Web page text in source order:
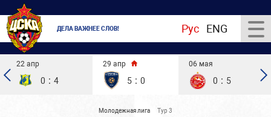
ДЕЛА ВАЖНЕЕ СЛОВ! Рус ENG
22 апр
0 : 4
29 апр
5 : 0
06 мая
0 : 5
Молодежная лига Тур 3